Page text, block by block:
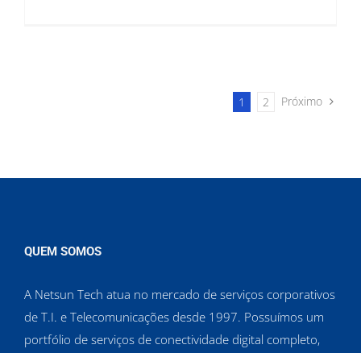
1 2 Próximo
QUEM SOMOS
A Netsun Tech atua no mercado de serviços corporativos
de T.I. e Telecomunicações desde 1997. Possuímos um
portfólio de serviços de conectividade digital completo,